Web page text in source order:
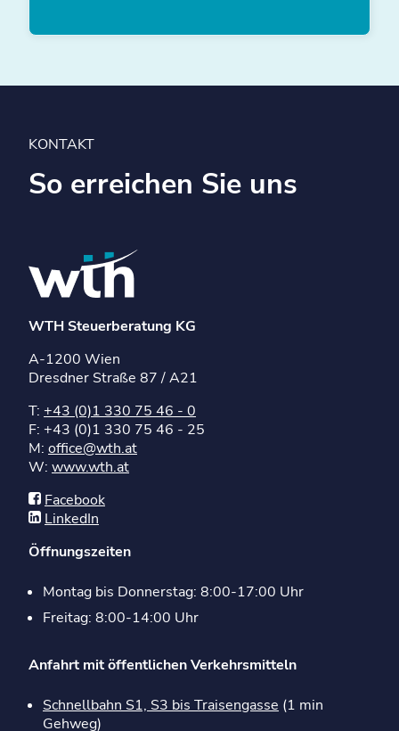
KONTAKT
So erreichen Sie uns
WTH Steuerberatung KG
A-1200 Wien
Dresdner Straße 87 / A21
T: +43 (0)1 330 75 46 - 0
F: +43 (0)1 330 75 46 - 25
M: office@wth.at
W: www.wth.at
Facebook
LinkedIn
Öffnungszeiten
Montag bis Donnerstag: 8:00-17:00 Uhr
Freitag: 8:00-14:00 Uhr
Anfahrt mit öffentlichen Verkehrsmitteln
Schnellbahn S1, S3 bis Traisengasse (1 min
Gehweg)